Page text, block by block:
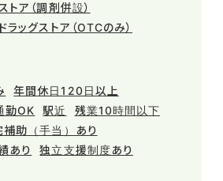
トア（調剤併設）
ドラッグストア（OTCのみ）
年間休日120日以上
勤OK 駅近
残業10時間以下
補助（手当）あり
あり
独立支援制度あり